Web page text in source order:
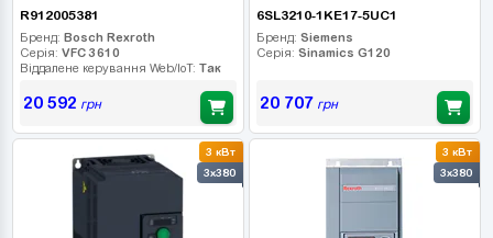
R912005381
Бренд: Bosch Rexroth
Серія: VFC 3610
Віддалене керування Web/IoT: Так
20 592 грн
6SL3210-1KE17-5UC1
Бренд: Siemens
Серія: Sinamics G120
20 707 грн
3 кВт
3x380
3 кВт
3x380